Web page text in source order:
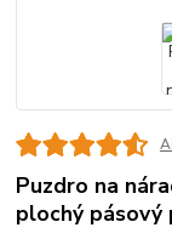
Puzdro na
plochý pásový